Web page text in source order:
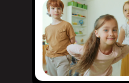
Синопсис
Персонажи и сценарий
мультфильма созданы при
содействии детских
психологов, и адаптированы
под отечественный культурный
«ПИНЕТОЧНАЯ СТРАНА»